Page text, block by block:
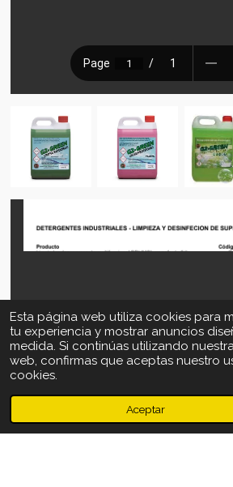
Esta página web utiliza cookies para
tu experiencia y mostrar anuncios
medida. Si continúas utilizando
web, confirmas que aceptas nuestro
cookies.
Aceptar